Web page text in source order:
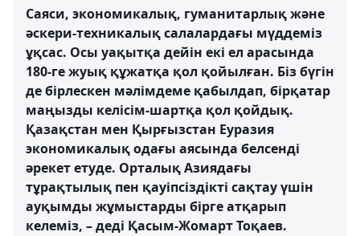
Саяси, экономикалық, гуманитарлық және
әскери-техникалық салалардағы мүддеміз
ұқсас. Осы уақытқа дейін екі ел арасында
180-ге жуық құжатқа қол қойылған. Біз бүгін
де бірлескен мәлімдеме қабылдап, бірқатар
маңызды келісім-шартқа қол қойдық.
Қазақстан мен Қырғызстан Еуразия
экономикалық одағы аясында белсенді
әрекет етуде. Орталық Азиядағы
тұрақтылық пен қауіпсіздікті сақтау үшін
ауқымды жұмыстарды бірге атқарып
келеміз, – деді Қасым-Жомарт Тоқаев.